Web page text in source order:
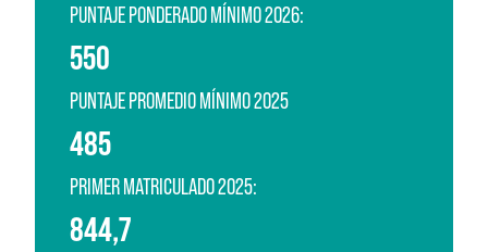
PUNTAJE PONDERADO MÍNIMO 2026:
550
PUNTAJE PROMEDIO MÍNIMO 2025
485
PRIMER MATRICULADO 2025:
844,7